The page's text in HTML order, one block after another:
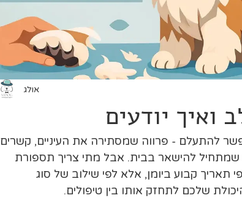
ואיך יודעים
אולג
להתעלם - פרווה שמסתירה את העיניים, קשרים
שמתחיל להישאר בבית. אבל מתי צריך תספורת
קבוע ביומן, אלא לפי שילוב של סוג
שלכם לתחזק אותו בין טיפולים.